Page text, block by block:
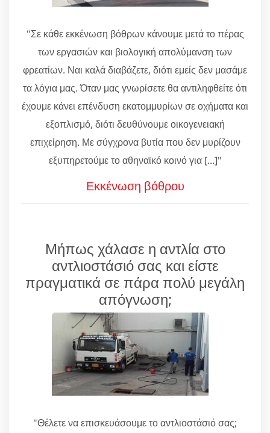
"Σε κάθε εκκένωση βόθρων κάνουμε μετά το πέρας
των εργασιών και βιολογική απολύμανση των
φρεατίων. Ναι καλά διαβάζετε, διότι εμείς δεν μασάμε
τα λόγια μας. Όταν μας γνωρίσετε θα αντιληφθείτε ότι
έχουμε κάνει επένδυση εκατομμυρίων σε οχήματα και
εξοπλισμό, διότι δευθύνουμε οικογενειακή
επιχείρηση. Με σύγχρονα βυτία που δεν μυρίζουν
εξυπηρετούμε το αθηναϊκό κοινό για [...]"
Εκκένωση βόθρου
Μήπως χάλασε η αντλία στο
αντλιοστάσιό σας και είστε
πραγματικά σε πάρα πολύ μεγάλη
απόγνωση;
"Θέλετε να επισκευάσουμε το αντλιοστάσιό σας;